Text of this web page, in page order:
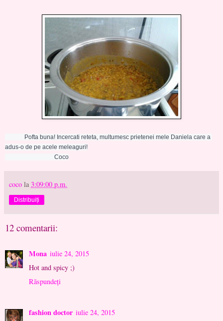
adus-o de pe acele meleaguri!
                                 Coco
coco la 3:09:00 p.m.
Distribuiți
12 comentarii:
Mona iulie 24, 2015
Hot and spicy ;)
Răspundeți
fashion doctor iulie 24, 2015